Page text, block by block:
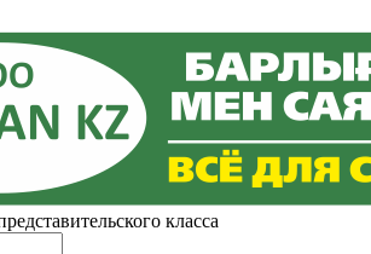
класса